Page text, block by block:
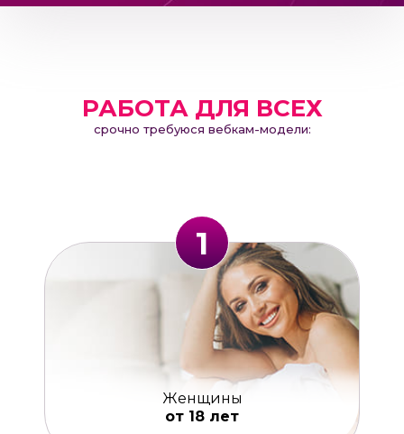
РАБОТА ДЛЯ ВСЕХ
срочно требуюся вебкам-модели:
1
Женщины
от 18 лет